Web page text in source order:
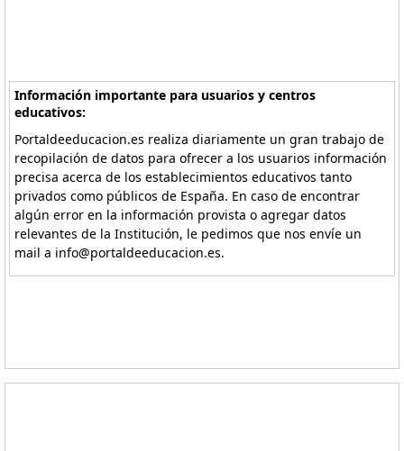
Información importante para usuarios y centros
educativos:
Portaldeeducacion.es realiza diariamente un gran trabajo de
recopilación de datos para ofrecer a los usuarios información
precisa acerca de los establecimientos educativos tanto
privados como públicos de España. En caso de encontrar
algún error en la información provista o agregar datos
relevantes de la Institución, le pedimos que nos envíe un
mail a info@portaldeeducacion.es.